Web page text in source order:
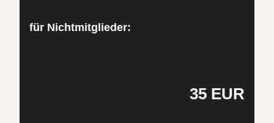
für Nichtmitglieder:
35 EUR